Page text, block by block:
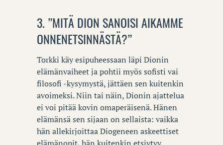
3. ”MITÄ DION SANOISI AIKAMME
ONNENETSINNÄSTÄ?”
Torkki käy esipuheessaan läpi Dionin
elämänvaiheet ja pohtii myös sofisti vai
filosofi -kysymystä, jättäen sen kuitenkin
avoimeksi. Niin tai näin, Dionin ajattelua
ei voi pitää kovin omaperäisenä. Hänen
elämänsä sen sijaan on sellaista: vaikka
hän allekirjoittaa Diogeneen askeettiset